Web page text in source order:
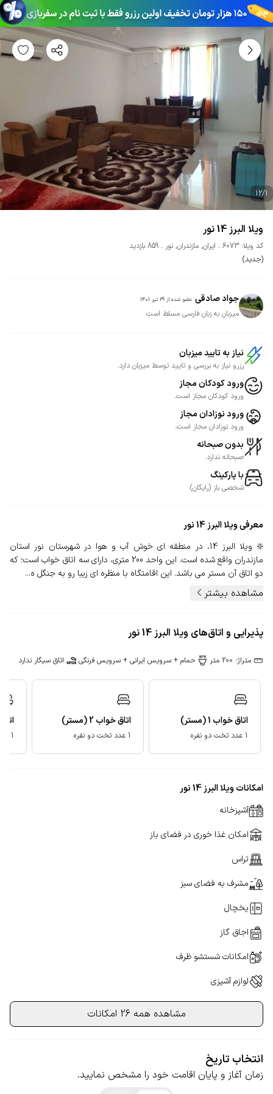
12/1
ویلا البرز 14 نور
کد ویلا: 6073 ایران, مازندران, نور
859 بازدید
(جدید)
جواد صادقی عضو شده از 29 تیر 1401
میزبان به زبان فارسی مسلط است
نیاز به تایید میزبان
رزرو نیاز به بررسی و تایید توسط میزبان دارد.
ورود کودکان مجاز
ورود کودکان مجاز است.
ورود نوزادان مجاز
ورود نوزادان مجاز است.
بدون صبحانه
صبحانه ندارد.
با پارکینگ
شخصی باز (رایگان)
معرفیویلا البرز 14 نور
❇️ ویلا البرز 14، در منطقه ای خوش آب و هوا در شهرستان نور استان
مازندران واقع شده است. این واحد 200 متری، دارای سه اتاق خواب است؛ که
دو اتاق آن مستر می باشد. این اقامتگاه با منظره ای زیبا رو به جنگل ه...
مشاهده بیشتر
پذیرایی و اتاق‌های ویلا البرز 14 نور
متراژ: 200 متر حمام + سرویس ایرانی + سرویس فرنگی اتاق سیگار ندارد
اتاق خواب 1(مستر)
1 عدد تخت دو نفره
اتاق خواب 2(مستر)
1 عدد تخت دو نفره 1 عدد تخت دو نفره
امکانات ویلا البرز 14 نور
آشپزخانه
امکان غذا خوری در فضای باز
تراس
مشرف به فضای سبز
یخچال
اجاق گاز
امکانات شستشو ظرف
لوازم آشپزی
مشاهده همه 26 امکانات
انتخاب تاریخ
زمان آغاز و پایان اقامت خود را مشخص نمایید.